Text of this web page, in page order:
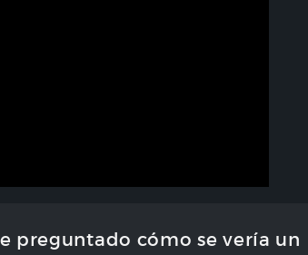
preguntado cómo se vería un